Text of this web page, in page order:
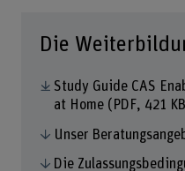
Die
Study Guide CAS
at Home (PDF, 421
Unser
Die